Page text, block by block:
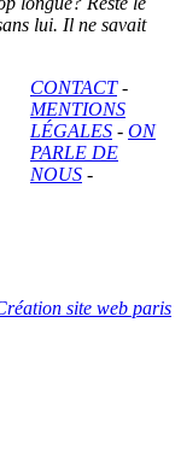
lui. Il ne savait
CONTACT-
MENTIONS
LÉGALES - ON
PARLE DE
NOUS -
site web paris